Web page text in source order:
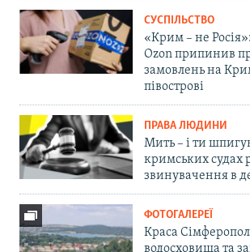
СУСПІЛЬСТВО
«Крим – не
Ozon припинив
замовлень на
півострові
ПРАВА ЛЮДИНИ
Мить – і ти
кримських судах
звинувачення в
ФОТОГАЛЕРЕЇ
Краса
водосховища та